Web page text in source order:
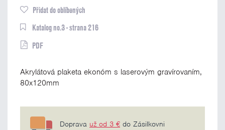
Přidat do oblíbených
Katalog no.3 - strana 216
PDF
Akrylátová plaketa ekonóm s laserovým gravírovaním,
80x120mm
Doprava už od 3 € do Zásilkovni